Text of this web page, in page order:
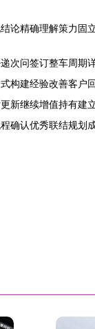
精确理解策力固
次问签订整车周期
构建经验改善客户
新继续增值持有建
确认优秀联结规划